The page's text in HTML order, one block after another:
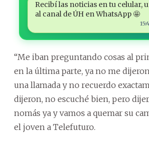
Recibí las noticias en tu celular,
al canal de ÚH en WhatsApp 🤩
“Me iban preguntando cosas al
en la última parte, ya no me
una llamada y no recuerdo
dijeron, no escuché bien, pero
nomás ya y vamos a quemar su
el joven a Telefuturo.